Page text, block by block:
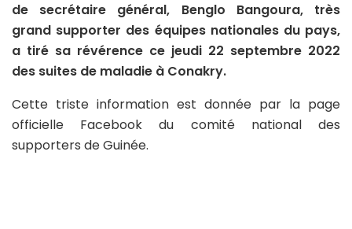
de secrétaire général, Benglo Bangoura, très
grand supporter des équipes nationales du pays,
a tiré sa révérence ce jeudi 22 septembre 2022
des suites de maladie à Conakry.
Cette triste information est donnée par la page
officielle Facebook du comité national des
supporters de Guinée.